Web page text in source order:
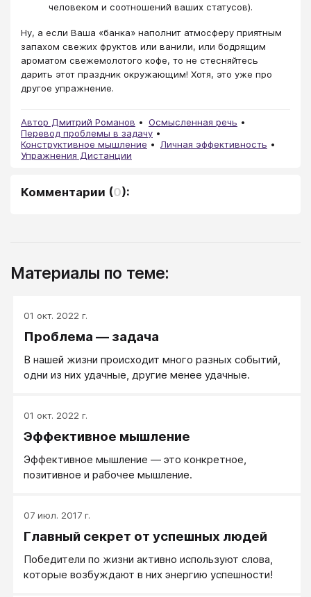
человеком и соотношений ваших статусов).
Ну, а если Ваша «банка» наполнит атмосферу приятным
запахом свежих фруктов или ванили, или бодрящим
ароматом свежемолотого кофе, то не стесняйтесь
дарить этот праздник окружающим! Хотя, это уже про
другое упражнение.
Автор Дмитрий Романов
Осмысленная речь
Перевод проблемы в задачу
Конструктивное мышление
Личная эффективность
Упражнения Дистанции
Комментарии (0):
Материалы по теме:
01 окт. 2022 г.
Проблема — задача
В нашей жизни происходит много разных событий,
одни из них удачные, другие менее удачные.
01 окт. 2022 г.
Эффективное мышление
Эффективное мышление ― это конкретное,
позитивное и рабочее мышление.
07 июл. 2017 г.
Главный секрет от успешных людей
Победители по жизни активно используют слова,
которые возбуждают в них энергию успешности!